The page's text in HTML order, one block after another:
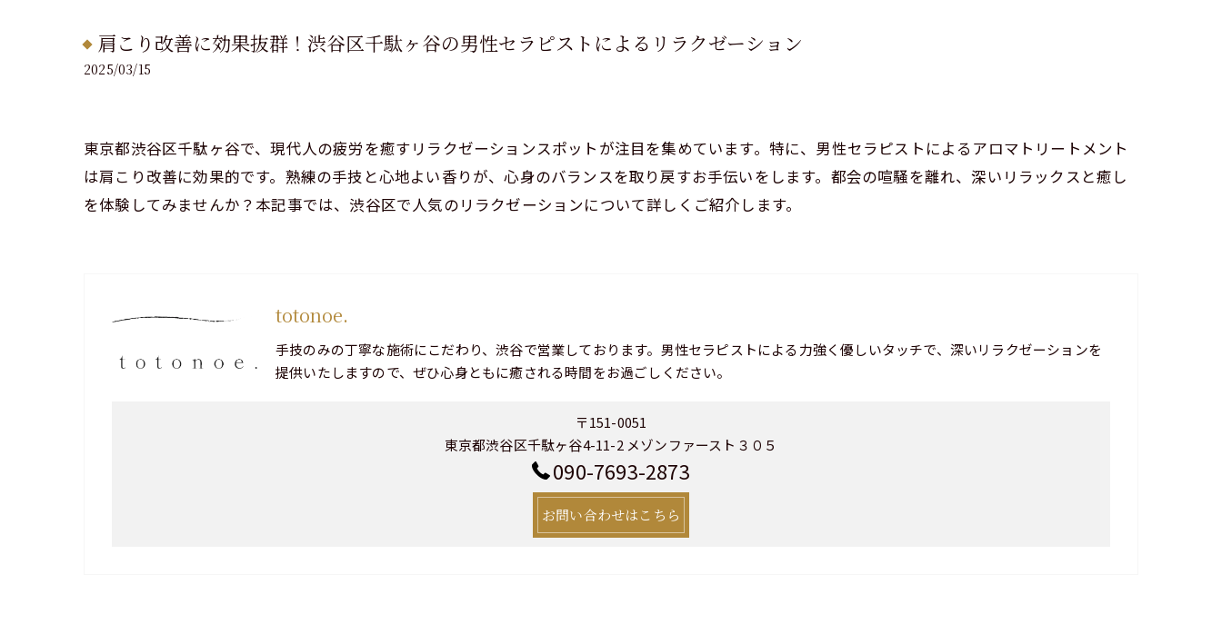
肩こり改善に効果抜群！渋谷区千駄ヶ谷の男性セラピストによるリラクゼーション
2025/03/15
東京都渋谷区千駄ヶ谷で、現代人の疲労を癒すリラクゼーションスポットが注目を集めています。特に、男性セラピストによるアロマトリートメント
は肩こり改善に効果的です。熟練の手技と心地よい香りが、心身のバランスを取り戻すお手伝いをします。都会の喧騒を離れ、深いリラックスと癒し
を体験してみませんか？本記事では、渋谷区で人気のリラクゼーションについて詳しくご紹介します。
totonoe.
手技のみの丁寧な施術にこだわり、渋谷で営業しております。男性セラピストによる力強く優しいタッチで、深いリラクゼーションを
提供いたしますので、ぜひ心身ともに癒される時間をお過ごしください。
〒151-0051
東京都渋谷区千駄ヶ谷4-11-2 メゾンファースト３０５
090-7693-2873
お問い合わせはこちら